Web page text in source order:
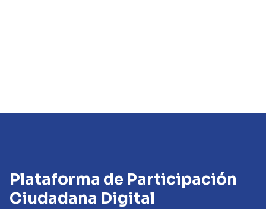
Plataforma de Participación
Ciudadana Digital